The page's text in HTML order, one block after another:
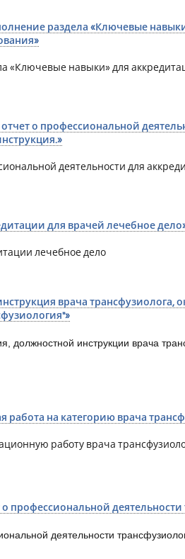
раздела «Ключевые
«Ключевые навыки» для
отчет о профессиональной
деятельности для
для врачей лечебное
лечебное дело
врача
должностной инструкции врача
работа на категорию врача
работу врача
о профессиональной деятельности
деятельности